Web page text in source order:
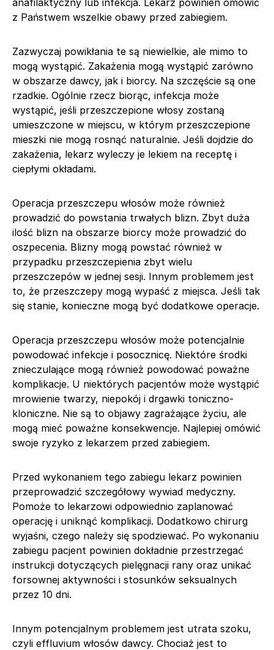
z Państwem wszelkie obawy przed zabiegiem.
Zazwyczaj powikłania te są niewielkie, ale mimo to
mogą wystąpić. Zakażenia mogą wystąpić zarówno
w obszarze dawcy, jak i biorcy. Na szczęście są one
rzadkie. Ogólnie rzecz biorąc, infekcja może
wystąpić, jeśli przeszczepione włosy zostaną
umieszczone w miejscu, w którym przeszczepione
mieszki nie mogą rosnąć naturalnie. Jeśli dojdzie do
zakażenia, lekarz wyleczy je lekiem na receptę i
ciepłymi okładami.
Operacja przeszczepu włosów może również
prowadzić do powstania trwałych blizn. Zbyt duża
ilość blizn na obszarze biorcy może prowadzić do
oszpecenia. Blizny mogą powstać również w
przypadku przeszczepienia zbyt wielu
przeszczepów w jednej sesji. Innym problemem jest
to, że przeszczepy mogą wypaść z miejsca. Jeśli tak
się stanie, konieczne mogą być dodatkowe operacje.
Operacja przeszczepu włosów może potencjalnie
powodować infekcje i posocznicę. Niektóre środki
znieczulające mogą również powodować poważne
komplikacje. U niektórych pacjentów może wystąpić
mrowienie twarzy, niepokój i drgawki toniczno-
kloniczne. Nie są to objawy zagrażające życiu, ale
mogą mieć poważne konsekwencje. Najlepiej omówić
swoje ryzyko z lekarzem przed zabiegiem.
Przed wykonaniem tego zabiegu lekarz powinien
przeprowadzić szczegółowy wywiad medyczny.
Pomoże to lekarzowi odpowiednio zaplanować
operację i uniknąć komplikacji. Dodatkowo chirurg
wyjaśni, czego należy się spodziewać. Po wykonaniu
zabiegu pacjent powinien dokładnie przestrzegać
instrukcji dotyczących pielęgnacji rany oraz unikać
forsownej aktywności i stosunków seksualnych
przez 10 dni.
Innym potencjalnym problemem jest utrata szoku,
czyli effluvium włosów dawcy. Chociaż jest to